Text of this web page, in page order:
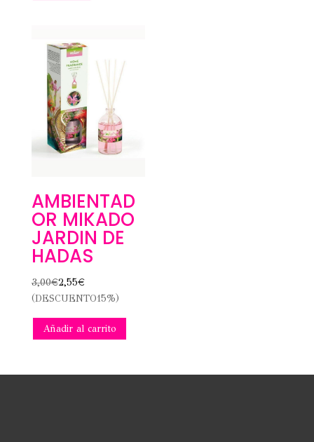
AMBIENTAD
OR MIKADO
JARDIN DE
HADAS
3,00€2,55€
(DESCUENTO15%)
Añadir al carrito